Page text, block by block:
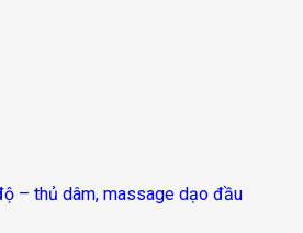
– thủ dâm, massage dạo đầu